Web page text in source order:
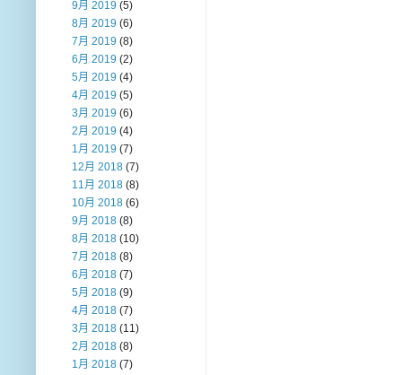
9月 2019 (5)
8月 2019 (6)
7月 2019 (8)
6月 2019 (2)
5月 2019 (4)
4月 2019 (5)
3月 2019 (6)
2月 2019 (4)
1月 2019 (7)
12月 2018 (7)
11月 2018 (8)
10月 2018 (6)
9月 2018 (8)
8月 2018 (10)
7月 2018 (8)
6月 2018 (7)
5月 2018 (9)
4月 2018 (7)
3月 2018 (11)
2月 2018 (8)
1月 2018 (7)